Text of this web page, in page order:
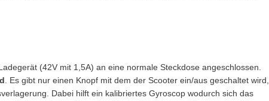
(42V mit 1,5A) an eine normale Steckdose angeschlossen.
. Es gibt nur einen Knopf mit dem der Scooter ein/aus geschaltet wird,
Dabei hilft ein kalibriertes Gyroscop wodurch sich das